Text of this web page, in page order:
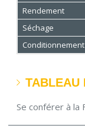
Rendement
Séchage
Conditionnement
TABLEAU
Se conférer à la